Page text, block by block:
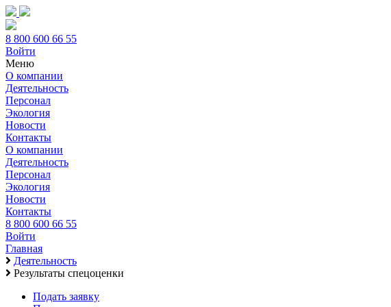
8 800 600 66 55
Войти
Меню
О компании
Деятельность
Персонал
Экология
Новости
Контакты
О компании
Деятельность
Персонал
Экология
Новости
Контакты
8 800 600 66 55
Войти
Главная
Деятельность
Результаты спецоценки
Подать заявку